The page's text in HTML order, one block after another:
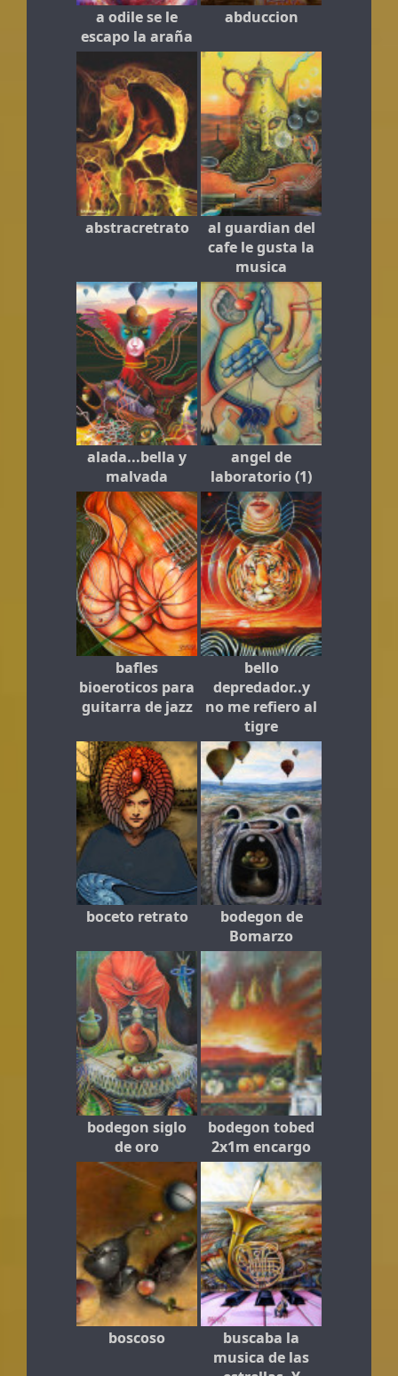
a odile se le
escapo la araña
abduccion
abstracretrato
al guardian del
cafe le gusta la
musica
alada...bella y
malvada
angel de
laboratorio (1)
bafles
bioeroticos para
guitarra de jazz
bello
depredador..y
no me refiero al
tigre
boceto retrato
bodegon de
Bomarzo
bodegon siglo
de oro
bodegon tobed
2x1m encargo
boscoso
buscaba la
musica de las